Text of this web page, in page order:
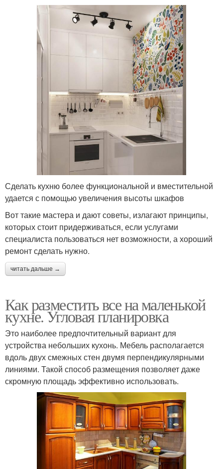
Сделать кухню более функциональной и вместительной
удается с помощью увеличения высоты шкафов
Вот такие мастера и дают советы, излагают принципы,
которых стоит придерживаться, если услугами
специалиста пользоваться нет возможности, а хороший
ремонт сделать нужно.
читать дальше →
Как разместить все на маленькой
кухне. Угловая планировка
Это наиболее предпочтительный вариант для
устройства небольших кухонь. Мебель располагается
вдоль двух смежных стен двумя перпендикулярными
линиями. Такой способ размещения позволяет даже
скромную площадь эффективно использовать.